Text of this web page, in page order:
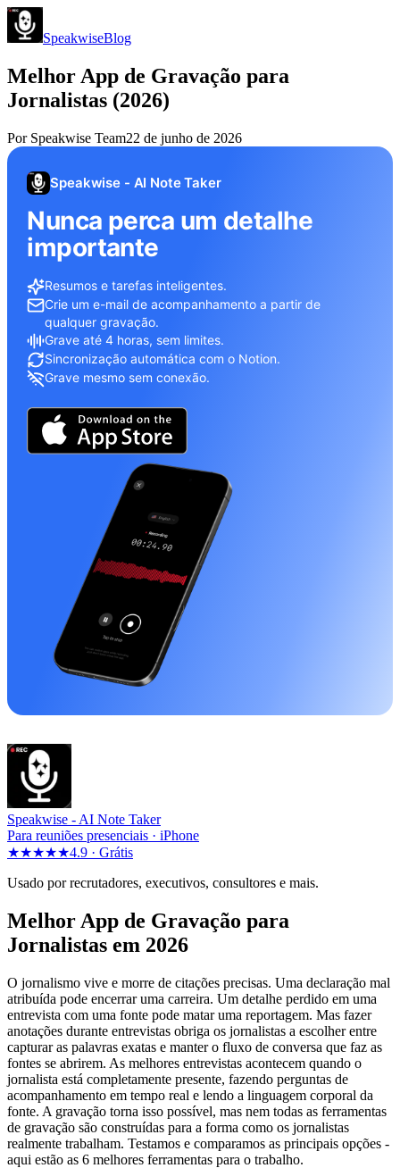
SpeakwiseBlog
Melhor App de Gravação para
Jornalistas (2026)
Por Speakwise Team22 de junho de 2026
Speakwise - AI Note Taker
Nunca perca um detalhe
importante
Resumos e tarefas inteligentes.
Crie um e-mail de acompanhamento a partir de
qualquer gravação.
Grave até 4 horas, sem limites.
Sincronização automática com o Notion.
Grave mesmo sem conexão.
Speakwise - AI Note Taker
Para reuniões presenciais · iPhone
★★★★★4.9 · Grátis
Usado por recrutadores, executivos, consultores e mais.
Melhor App de Gravação para
Jornalistas em 2026
O jornalismo vive e morre de citações precisas. Uma declaração mal
atribuída pode encerrar uma carreira. Um detalhe perdido em uma
entrevista com uma fonte pode matar uma reportagem. Mas fazer
anotações durante entrevistas obriga os jornalistas a escolher entre
capturar as palavras exatas e manter o fluxo de conversa que faz as
fontes se abrirem. As melhores entrevistas acontecem quando o
jornalista está completamente presente, fazendo perguntas de
acompanhamento em tempo real e lendo a linguagem corporal da
fonte. A gravação torna isso possível, mas nem todas as ferramentas
de gravação são construídas para a forma como os jornalistas
realmente trabalham. Testamos e comparamos as principais opções -
aqui estão as 6 melhores ferramentas para o trabalho.